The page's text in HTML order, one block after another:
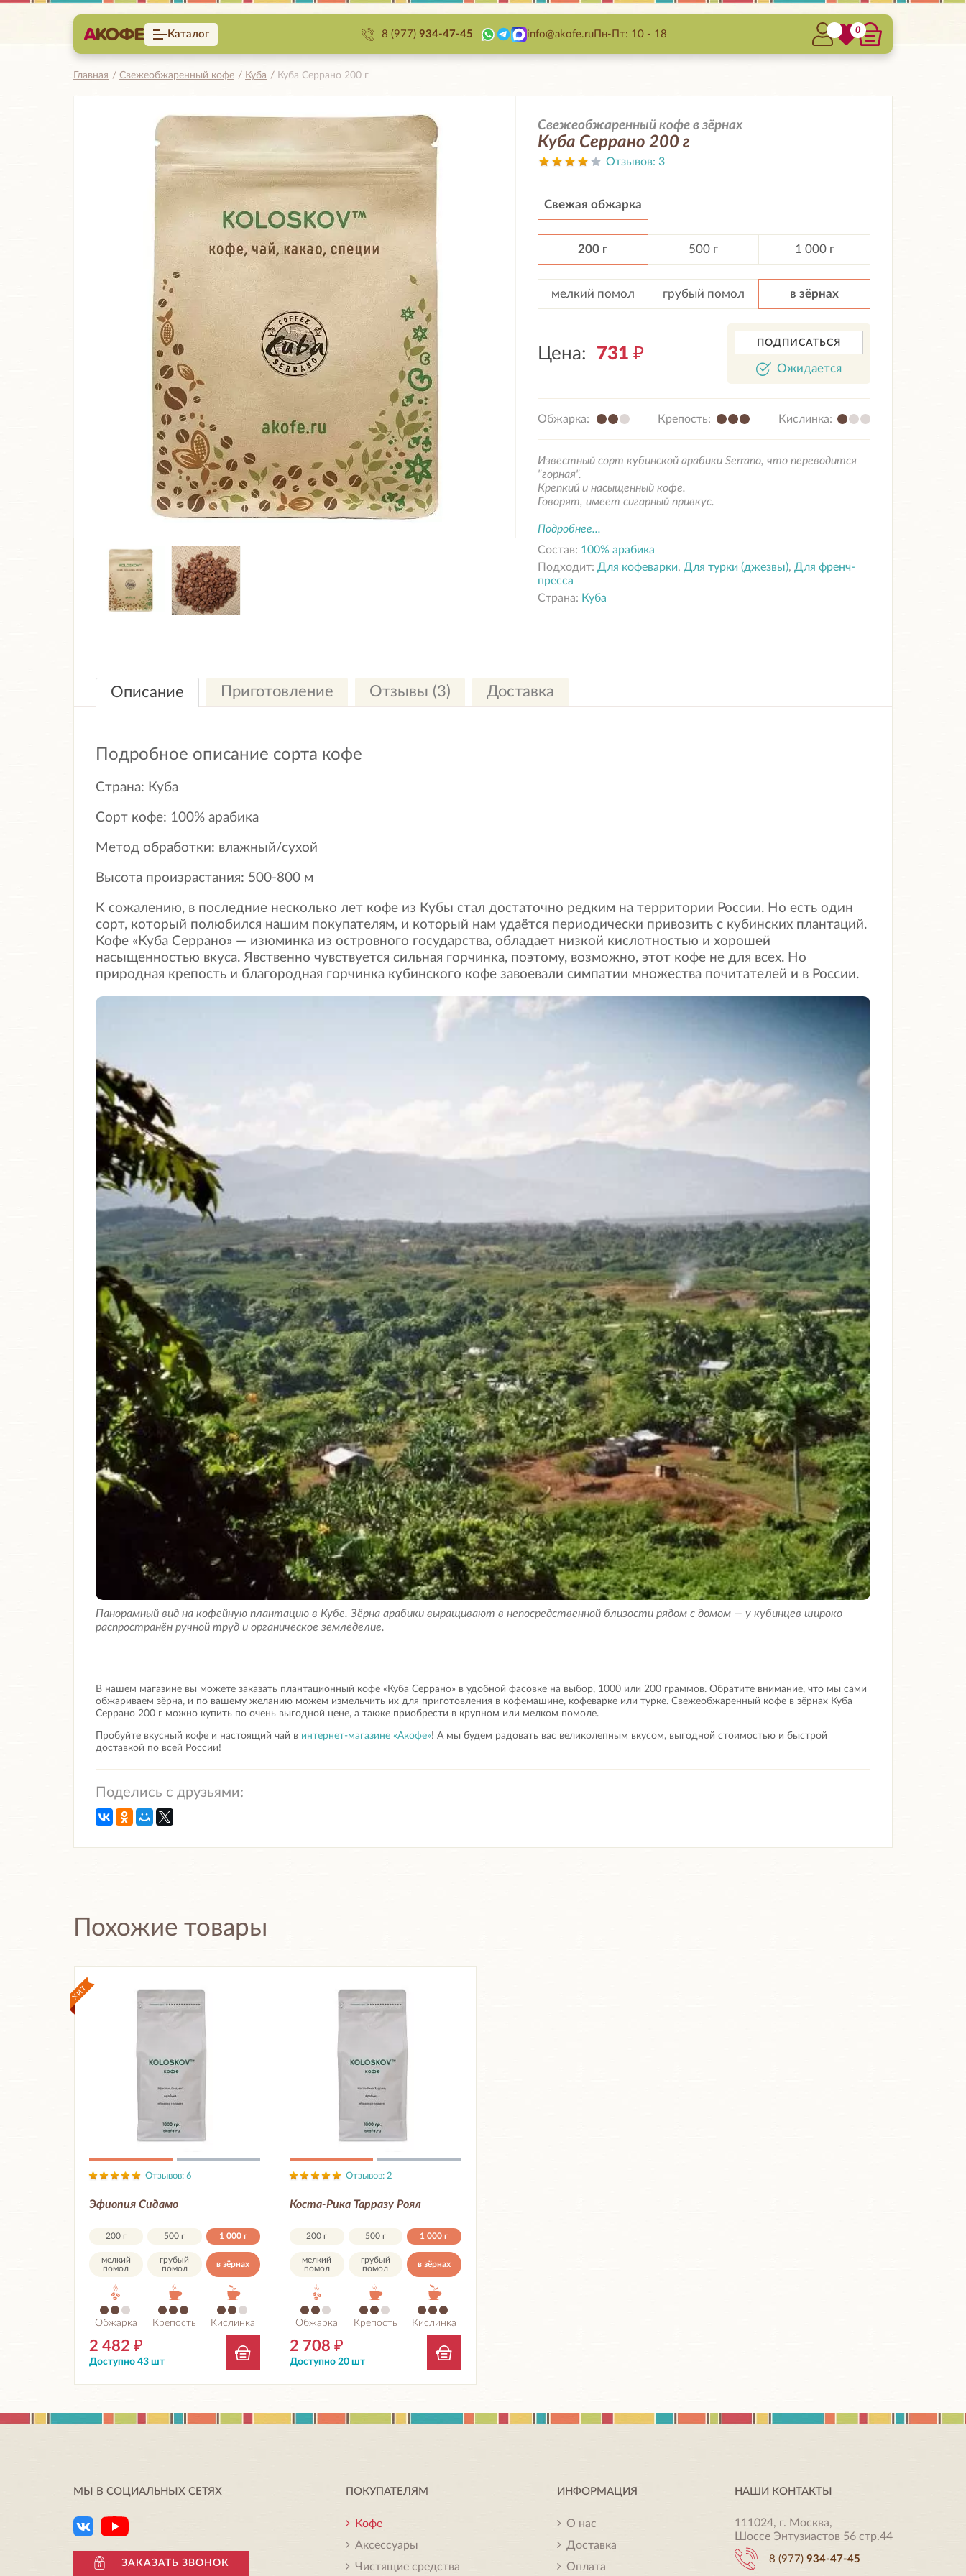
Каталог 8 (977)934-47-45 info@akofe.ru Пн-Пт: 10 - 18 0
Главная Свежеобжаренный кофе Куба Куба Серрано 200 г
Свежеобжаренный кофе в зёрнах
Куба Серрано 200 г
Отзывов: 3
Свежая обжарка
200 г 500 г 1 000 г
мелкий помол грубый помол в зёрнах
Цена: 731 ₽
ПОДПИСАТЬСЯ
Ожидается
Обжарка: Крепость: Кислинка:
Известный сорт кубинской арабики Serrano, что переводится
"горная".
Крепкий и насыщенный кофе.
Говорят, имеет сигарный привкус.
Подробнее...
Состав: 100% арабика
Подходит: Для кофеварки, Для турки (джезвы), Для френч-
пресса
Страна: Куба
Описание Приготовление Отзывы (3) Доставка
Подробное описание сорта кофе
Страна: Куба
Сорт кофе: 100% арабика
Метод обработки: влажный/сухой
Высота произрастания: 500-800 м
К сожалению, в последние несколько лет кофе из Кубы стал достаточно редким на территории России. Но есть один
сорт, который полюбился нашим покупателям, и который нам удаётся периодически привозить с кубинских плантаций.
Кофе «Куба Серрано» — изюминка из островного государства, обладает низкой кислотностью и хорошей
насыщенностью вкуса. Явственно чувствуется сильная горчинка, поэтому, возможно, этот кофе не для всех. Но
природная крепость и благородная горчинка кубинского кофе завоевали симпатии множества почитателей и в России.
Панорамный вид на кофейную плантацию в Кубе. Зёрна арабики выращивают в непосредственной близости рядом с домом — у кубинцев широко
распространён ручной труд и органическое земледелие.
В нашем магазине вы можете заказать плантационный кофе «Куба Серрано» в удобной фасовке на выбор, 1000 или 200 граммов. Обратите внимание, что мы сами
обжариваем зёрна, и по вашему желанию можем измельчить их для приготовления в кофемашине, кофеварке или турке. Свежеобжаренный кофе в зёрнах Куба
Серрано 200 г можно купить по очень выгодной цене, а также приобрести в крупном или мелком помоле.
Пробуйте вкусный кофе и настоящий чай в интернет-магазине «Акофе»! А мы будем радовать вас великолепным вкусом, выгодной стоимостью и быстрой
доставкой по всей России!
Поделись с друзьями:
Похожие товары
Отзывов: 6
Эфиопия Сидамо
200 г 500 г 1 000 г
мелкий
помол
грубый
помол
в зёрнах
Обжарка Крепость Кислинка
2 482 ₽
Доступно 43 шт
Отзывов: 2
Коста-Рика Тарразу Роял
200 г 500 г 1 000 г
мелкий
помол
грубый
помол
в зёрнах
Обжарка Крепость Кислинка
2 708 ₽
Доступно 20 шт
МЫ В СОЦИАЛЬНЫХ СЕТЯХ
ЗАКАЗАТЬ ЗВОНОК
ПОКУПАТЕЛЯМ
Кофе
Аксессуары
Чистящие средства
ИНФОРМАЦИЯ
О нас
Доставка
Оплата
НАШИ КОНТАКТЫ
111024, г. Москва,
Шоссе Энтузиастов 56 стр.44
8 (977) 934-47-45